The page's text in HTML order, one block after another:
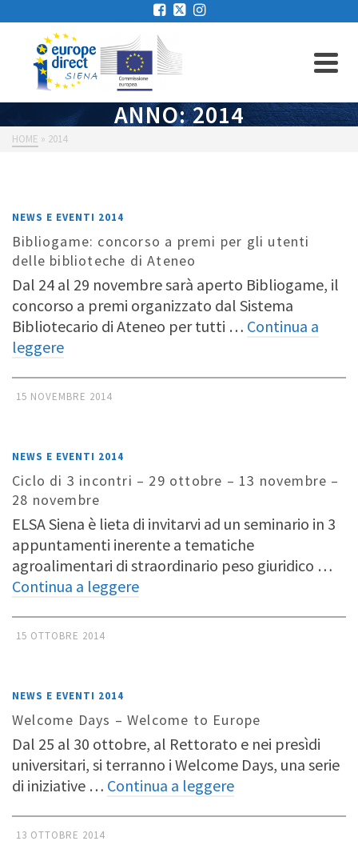
ANNO: 2014
HOME » 2014
NEWS E EVENTI 2014
Bibliogame: concorso a premi per gli utenti
delle biblioteche di Ateneo
Dal 24 al 29 novembre sarà aperto Bibliogame, il
concorso a premi organizzato dal Sistema
Bibliotecario di Ateneo per tutti … Continua a
leggere
15 NOVEMBRE 2014
NEWS E EVENTI 2014
Ciclo di 3 incontri – 29 ottobre – 13 novembre –
28 novembre
ELSA Siena è lieta di invitarvi ad un seminario in 3
appuntamenti inerente a tematiche
agroalimentari di straordinario peso giuridico …
Continua a leggere
15 OTTOBRE 2014
NEWS E EVENTI 2014
Welcome Days – Welcome to Europe
Dal 25 al 30 ottobre, al Rettorato e nei presìdi
universitari, si terranno i Welcome Days, una serie
di iniziative … Continua a leggere
13 OTTOBRE 2014